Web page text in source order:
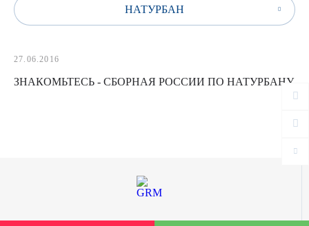
НАТУРБАН
27.06.2016
ЗНАКОМЬТЕСЬ - СБОРНАЯ РОССИИ ПО НАТУРБАНУ